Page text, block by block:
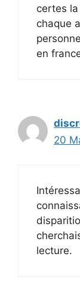
certes
chaque
en
20
lecture.